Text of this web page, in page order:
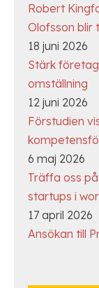
Robert
Olofsson blir
18 juni 2026
Stärk
omställning
12 juni 2026
Förstudien
6 maj 2026
Träffa oss
startups i
17 april 2026
Ansökan till